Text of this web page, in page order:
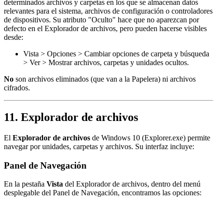
determinados archivos y carpetas en los que se almacenan datos
relevantes para el sistema, archivos de configuración o controladores
de dispositivos. Su atributo "Oculto" hace que no aparezcan por
defecto en el Explorador de archivos, pero pueden hacerse visibles
desde:
Vista > Opciones > Cambiar opciones de carpeta y búsqueda
> Ver > Mostrar archivos, carpetas y unidades ocultos.
No son archivos eliminados (que van a la Papelera) ni archivos
cifrados.
11. Explorador de archivos
El Explorador de archivos de Windows 10 (Explorer.exe) permite
navegar por unidades, carpetas y archivos. Su interfaz incluye:
Panel de Navegación
En la pestaña Vista del Explorador de archivos, dentro del menú
desplegable del Panel de Navegación, encontramos las opciones: